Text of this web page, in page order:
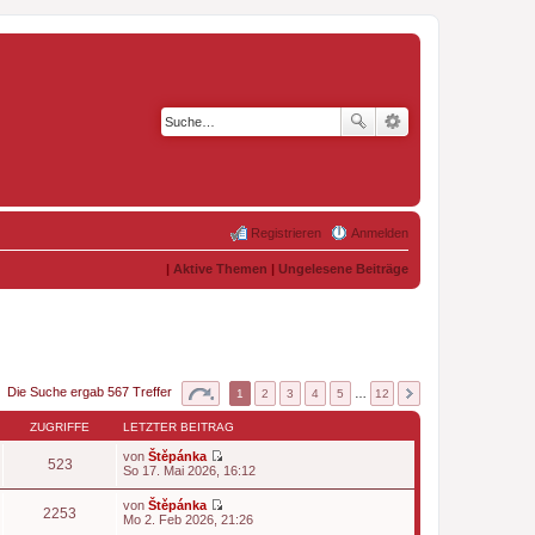
Anmelden
Registrieren
| Aktive Themen | Ungelesene Beiträge
Die Suche ergab 567 Treffer 1 2 3 4 5 12
ZUGRIFFE LETZTER BEITRAG
523 von Štěpánka
N
s
So 17. Mai 2026, 16:12
2253 von Štěpánka
N
Mo 2. Feb 2026, 21:26